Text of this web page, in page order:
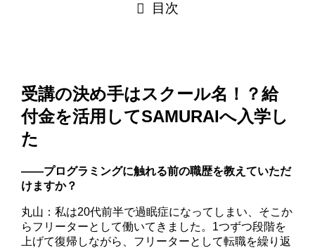
目次
受講の決め手はスクール名！？給
付金を活用してSAMURAIへ入学し
た
――プログラミングに触れる前の職歴を教えていただ
けますか？
丸山：私は20代前半で過眠症になってしまい、そこか
らフリーターとして働いてきました。1つずつ段階を
上げて復帰しながら、フリーターとして転職を繰り返